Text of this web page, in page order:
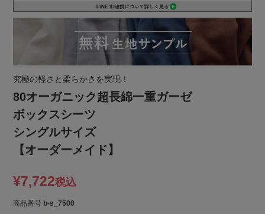
究極の軽さと柔らかさを実現！
80オーガニック超長綿一重ガーゼ
ボックスシーツ
シングルサイズ
【オーダーメイド】
¥7,722税込
商品番号 b-s_7500